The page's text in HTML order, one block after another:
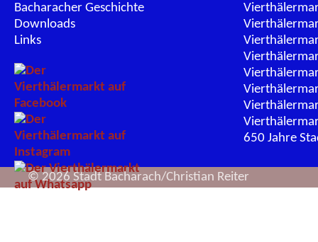
Bacharacher Geschichte
Downloads
Links
650 Jahre
© 2026 Stadt Bacharach/Christian Reiter